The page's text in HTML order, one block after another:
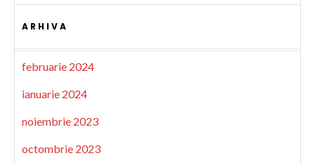
ARHIVA
februarie 2024
ianuarie 2024
noiembrie 2023
octombrie 2023